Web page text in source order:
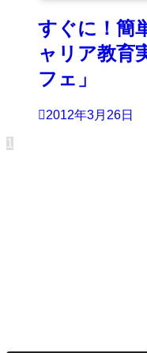
すぐに！簡
ャリア教育
フェ」
2012年3月26日
1